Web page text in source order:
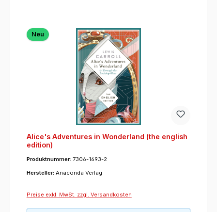
Neu
Alice's Adventures in Wonderland (the english
edition)
Produktnummer: 7306-1693-2
Hersteller: Anaconda Verlag
Preise exkl. MwSt. zzgl. Versandkosten